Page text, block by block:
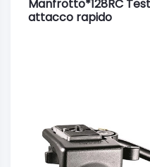
Manfrotto*128RC
attacco rapido